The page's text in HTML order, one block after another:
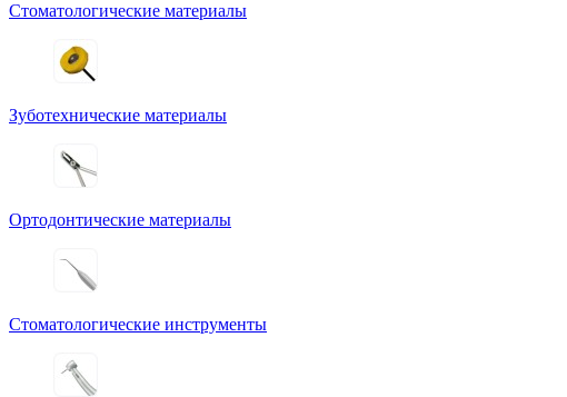
Стоматологические материалы
Зуботехнические материалы
Ортодонтические материалы
Стоматологические инструменты